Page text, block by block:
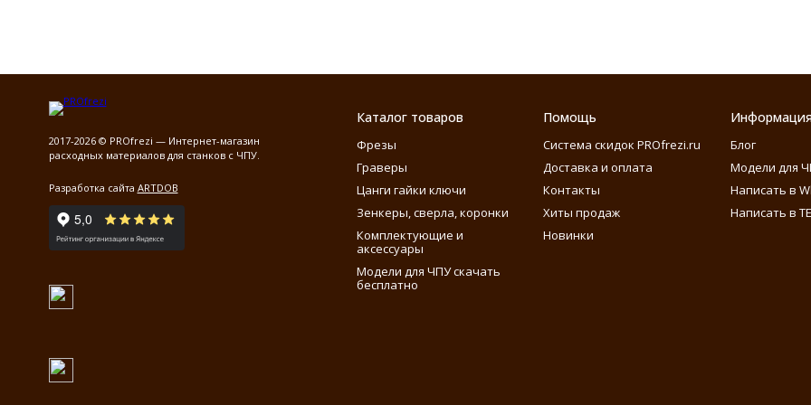
2017-2026 © PROfrezi — Интернет-магазин
расходных материалов для станков с ЧПУ.
Разработка сайта ARTDOB
Каталог товаров
Фрезы
Граверы
Цанги гайки ключи
Зенкеры, сверла, коронки
Комплектующие и
аксессуары
Модели для ЧПУ скачать
бесплатно
Помощь
Система скидок PROfrezi.ru
Доставка и оплата
Контакты
Хиты продаж
Новинки
Блог
Модели для
Написать в
Написать в